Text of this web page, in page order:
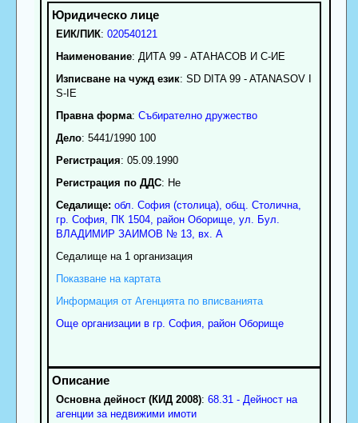
ЕИК/ПИК: 020540121
Наименование: ДИТА 99 - АТАНАСОВ И С-ИЕ
Изписване на чужд език: SD DITA 99 - ATANASOV I
S-IE
Правна форма: Събирателно дружество
Дело: 5441/1990 100
Регистрация: 05.09.1990
Регистрация по ДДС: Нe
Седалище: обл. София (столица), общ. Столична,
гр. София, ПК 1504, район Оборище, ул. Бул.
ВЛАДИМИР ЗАИМОВ № 13, вх. А
Седалище на 1 организация
Показване на картата
Информация от Агенцията по вписванията
Още организации в гр. София, район Оборище
Основна дейност (КИД 2008): 68.31 - Дейност на
агенции за недвижими имоти